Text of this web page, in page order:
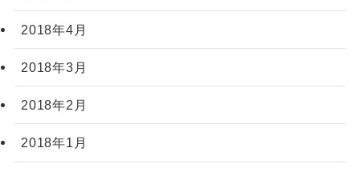
2018年4月
2018年3月
2018年2月
2018年1月